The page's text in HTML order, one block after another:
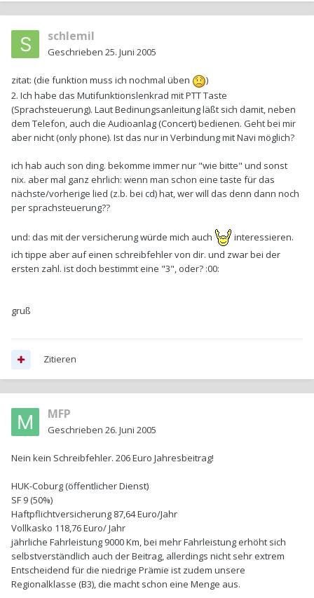
schlemil
Geschrieben 25. Juni 2005
zitat: (die funktion muss ich nochmal üben
)
2. Ich habe das Mutifunktionslenkrad mit PTT Taste
(Sprachsteuerung). Laut Bedinungsanleitung läßt sich damit, neben
dem Telefon, auch die Audioanlag (Concert) bedienen. Geht bei mir
aber nicht (only phone). Ist das nur in Verbindung mit Navi möglich?
ich hab auch son ding. bekomme immer nur "wie bitte" und sonst
nix. aber mal ganz ehrlich: wenn man schon eine taste für das
nächste/vorherige lied (z.b. bei cd) hat, wer will das denn dann noch
per sprachsteuerung??
und: das mit der versicherung würde mich auch
interessieren.
ich tippe aber auf einen schreibfehler von dir. und zwar bei der
ersten zahl. ist doch bestimmt eine "3", oder? :00:
gruß
Zitieren
MFP
Geschrieben 26. Juni 2005
Nein kein Schreibfehler. 206 Euro Jahresbeitrag!
HUK-Coburg (öffentlicher Dienst)
SF 9 (50%)
Haftpflichtversicherung 87,64 Euro/Jahr
Vollkasko 118,76 Euro/ Jahr
jährliche Fahrleistung 9000 Km, bei mehr Fahrleistung erhöht sich
selbstverständlich auch der Beitrag, allerdings nicht sehr extrem
Entscheidend für die niedrige Prämie ist zudem unsere
Regionalklasse (B3), die macht schon eine Menge aus.